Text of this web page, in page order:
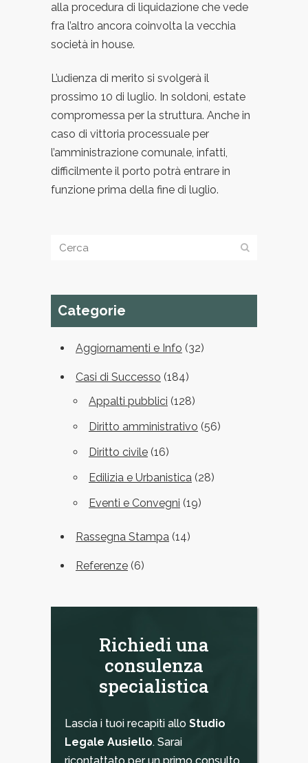
alla procedura di liquidazione che vede
fra l’altro ancora coinvolta la vecchia
società in house.
L’udienza di merito si svolgerà il
prossimo 10 di luglio. In soldoni, estate
compromessa per la struttura. Anche in
caso di vittoria processuale per
l’amministrazione comunale, infatti,
difficilmente il porto potrà entrare in
funzione prima della fine di luglio.
Categorie
Aggiornamenti e Info (32)
Casi di Successo (184)
Appalti pubblici (128)
Diritto amministrativo (56)
Diritto civile (16)
Edilizia e Urbanistica (28)
Eventi e Convegni (19)
Rassegna Stampa (14)
Referenze (6)
Richiedi una
consulenza
specialistica
Lascia i tuoi recapiti allo Studio
Legale Ausiello. Sarai